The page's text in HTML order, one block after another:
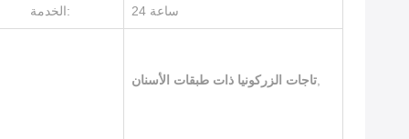
الخدمة: 24 ساعة
تاجات الزركونيا ذات طبقات الأسنان